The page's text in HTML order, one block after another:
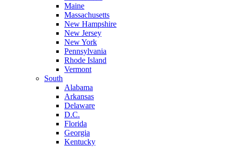
Maine
Massachusetts
New Hampshire
New Jersey
New York
Pennsylvania
Rhode Island
Vermont
South
Alabama
Arkansas
Delaware
D.C.
Florida
Georgia
Kentucky